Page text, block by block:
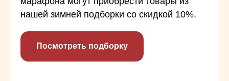
нашей зимней подборки со скидкой 10%.
Посмотреть подборку